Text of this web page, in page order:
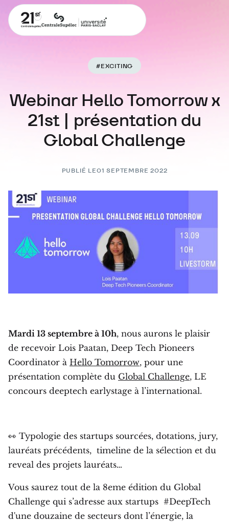
#EXCITING
Webinar Hello Tomorrow x
21st | présentation du
Global Challenge
PUBLIÉ LE01 SEPTEMBRE 2022
Mardi 13 septembre à 10h, nous aurons le plaisir
de recevoir Lois Paatan, Deep Tech Pioneers
Coordinator à Hello Tomorrow, pour une
présentation complète du Global Challenge, LE
concours deeptech earlystage à l’international.
👀 Typologie des startups sourcées, dotations, jury,
lauréats précédents, timeline de la sélection et du
reveal des projets lauréats…
Vous saurez tout de la 8eme édition du Global
Challenge qui s’adresse aux startups #DeepTech
d'une douzaine de secteurs dont l’énergie, la